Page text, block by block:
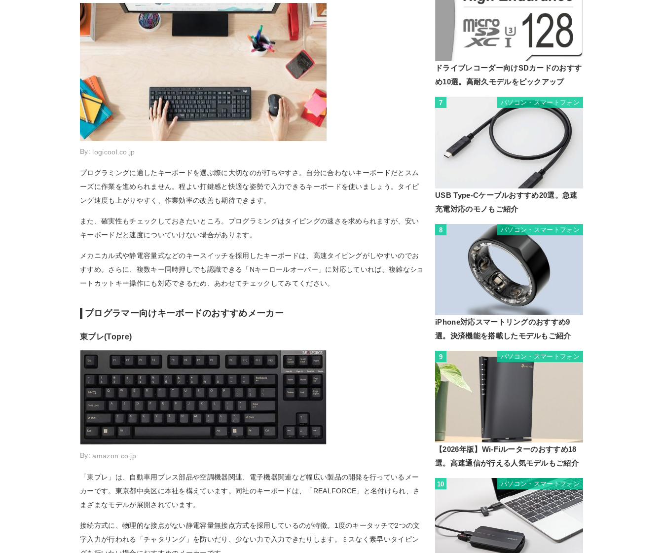
幅441x高さ18x奥行
149mm
幅355x高さ22x奥行
120mm
幅369x高さ38x奥行
142mm
幅294x高さ120x奥
行40mm
幅48.1x高さ23.4x奥
By: logicool.co.jp
プログラミングに適したキーボードを選ぶ際に大切なのが打ちやすさ。自分に合わないキーボードだとスム
ーズに作業を進められません。程よい打鍵感と快適な姿勢で入力できるキーボードを使いましょう。タイピ
ング速度も上がりやすく、作業効率の改善も期待できます。
また、確実性もチェックしておきたいところ。プログラミングはタイピングの速さを求められますが、安い
キーボードだと速度についていけない場合があります。
メカニカル式や静電容量式などのキースイッチを採用したキーボードは、高速タイピングがしやすいのでお
すすめ。さらに、複数キー同時押しでも認識できる「Nキーロールオーバー」に対応していれば、複雑なショ
ートカットキー操作にも対応できるため、あわせてチェックしてみてください。
プログラマー向けキーボードのおすすめメーカー
東プレ(Topre)
By:amazon.co.jp
「東プレ」は、自動車用プレス部品や空調機器関連、電子機器関連など幅広い製品の開発を行っているメー
カーです。東京都中央区に本社を構えています。同社のキーボードは、「REALFORCE」と名付けられ、さ
まざまなモデルが展開されています。
接続方式に、物理的な接点がない静電容量無接点方式を採用しているのが特徴。1度のキータッチで2つの文
字入力が行われる「チャタリング」を防いだり、少ない力で入力できたりします。ミスなく素早いタイピン
ドライブレコーダー向けSDカードのおすす
め10選。高耐久モデルをピックアップ
7 パソコン・スマートフォン
USB Type-Cケーブルおすすめ20選。急速
充電対応のモノもご紹介
8 パソコン・スマートフォン
iPhone対応スマートリングのおすすめ9
選。決済機能を搭載したモデルもご紹介
9 パソコン・スマートフォン
【2026年版】Wi-Fiルーターのおすすめ18
選。高速通信が行える人気モデルもご紹介
10 パソコン・スマートフォン